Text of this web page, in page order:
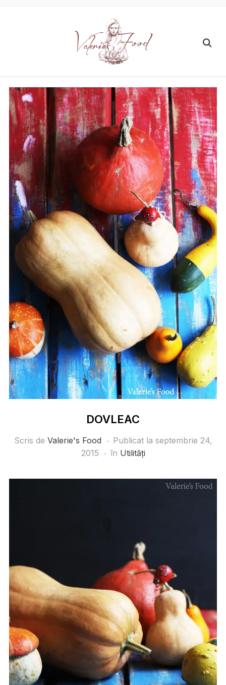
DOVLEAC
Scris de Valerie's Food Publicat la septembrie 24,
2015
în Utilități